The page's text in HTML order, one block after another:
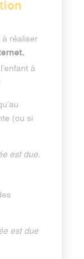
à réaliser
à
(ou si
est due.
est due